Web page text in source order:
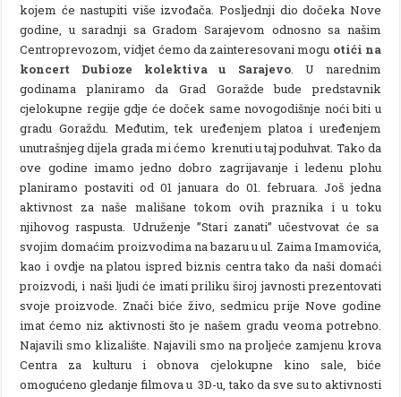
kojem će nastupiti više izvođača. Posljednji dio dočeka Nove
godine, u saradnji sa Gradom Sarajevom odnosno sa našim
Centroprevozom, vidjet ćemo da zainteresovani mogu otići na
koncert Dubioze kolektiva u Sarajevo . U narednim
godinama planiramo da Grad Goražde bude predstavnik
cjelokupne regije gdje će doček same novogodišnje noći biti u
gradu Goraždu. Međutim, tek uređenjem platoa i uređenjem
unutrašnjeg dijela grada mi ćemo krenuti u taj poduhvat. Tako da
ove godine imamo jedno dobro zagrijavanje i ledenu plohu
planiramo postaviti od 01 januara do 01. februara. Još jedna
aktivnost za naše mališane tokom ovih praznika i u toku
njihovog raspusta. Udruženje ”Stari zanati” učestvovat će sa
svojim domaćim proizvodima na bazaru u ul. Zaima Imamovića,
kao i ovdje na platou ispred biznis centra tako da naši domaći
proizvodi, i naši ljudi će imati priliku široj javnosti prezentovati
svoje proizvode. Znači biće živo, sedmicu prije Nove godine
imat ćemo niz aktivnosti što je našem gradu veoma potrebno.
Najavili smo klizalište. Najavili smo na proljeće zamjenu krova
Centra za kulturu i obnova cjelokupne kino sale, biće
omogućeno gledanje filmova u 3D-u, tako da sve su to aktivnosti